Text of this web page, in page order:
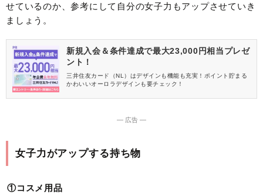
せているのか、参考にして自分の女子力もアップさせていき
ましょう。
新規入会＆条件達成で最大23,000円相当プレゼ
ント！
三井住友カード（NL）はデザインも機能も充実！ポイント貯まる
かわいいオーロラデザインも要チェック！
― 広告 ―
女子力がアップする持ち物
①コスメ用品